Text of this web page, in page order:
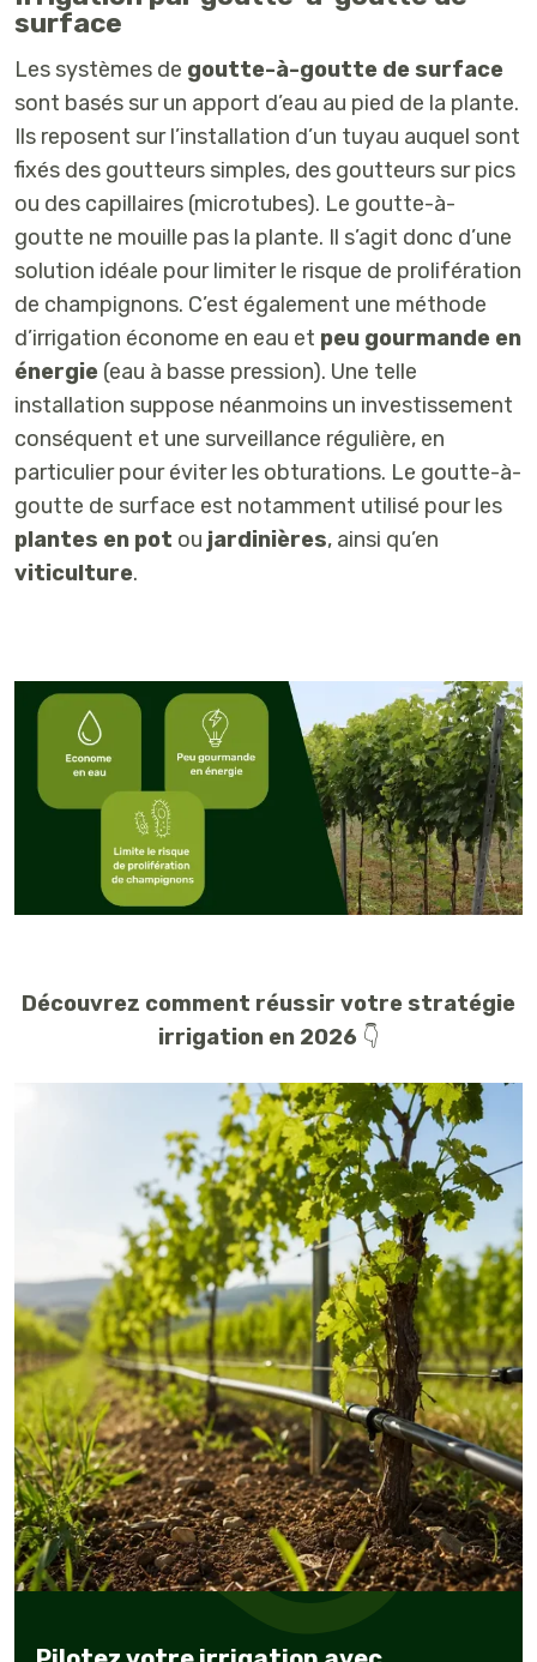
surface
Les systèmes de goutte-à-goutte de surface
sont basés sur un apport d’eau au pied de la plante.
Ils reposent sur l’installation d’un tuyau auquel sont
fixés des goutteurs simples, des goutteurs sur pics
ou des capillaires (microtubes). Le goutte-à-
goutte ne mouille pas la plante. Il s’agit donc d’une
solution idéale pour limiter le risque de prolifération
de champignons. C’est également une méthode
d’irrigation économe en eau et peu gourmande en
énergie (eau à basse pression). Une telle
installation suppose néanmoins un investissement
conséquent et une surveillance régulière, en
particulier pour éviter les obturations. Le goutte-à-
goutte de surface est notamment utilisé pour les
plantes en pot ou jardinières, ainsi qu’en
viticulture.
Découvrez comment réussir votre stratégie
irrigation en 2026 👇